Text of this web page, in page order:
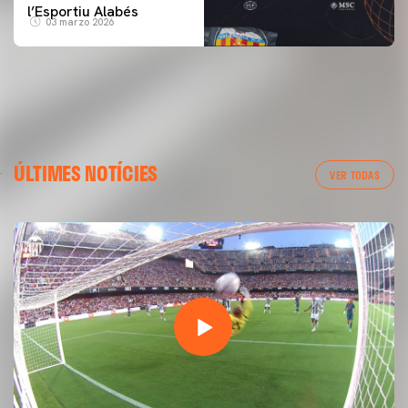
l’Esportiu Alabés
03 marzo 2026
ÚLTIMES NOTÍCIES VER TODAS